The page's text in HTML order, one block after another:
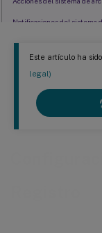
Este artículo ha
legal)
Notificaciones del sistema
Cierre de sesión
Ruta al archivo de registros